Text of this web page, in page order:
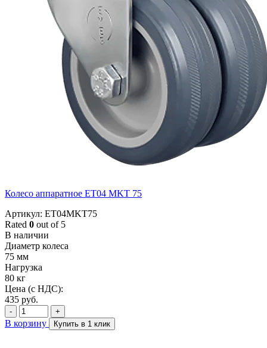
Колесо аппаратное ET04 MKT 75
Артикул: ET04MKT75
Rated 0 out of 5
В наличии
Диаметр колеса
75 мм
Нагрузка
80 кг
Цена (с НДС):
435 руб.
- +
В корзину Купить в 1 клик